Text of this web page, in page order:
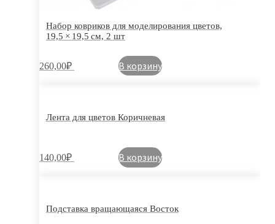
Набор ковриков для моделирования цветов,
19,5 × 19,5 см, 2 шт
260,00₽ В корзину
Лента для цветов Коричневая
140,00₽ В корзину
Подставка вращающаяся Восток